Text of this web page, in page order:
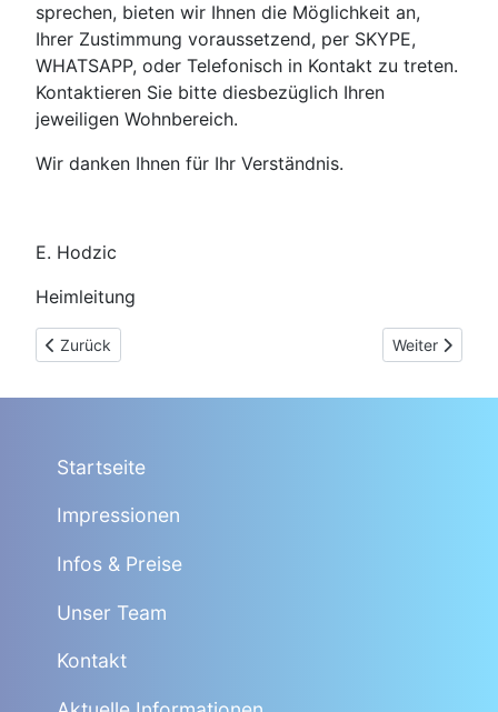
sprechen, bieten wir Ihnen die Möglichkeit an,
Ihrer Zustimmung voraussetzend, per SKYPE,
WHATSAPP, oder Telefonisch in Kontakt zu treten.
Kontaktieren Sie bitte diesbezüglich Ihren
jeweiligen Wohnbereich.
Wir danken Ihnen für Ihr Verständnis.
E. Hodzic
Heimleitung
Vorheriger Beitrag: (27.4.2020) Allgemeines Update (Besuch
Zurück Nächster
Weiter
Startseite
Impressionen
Infos & Preise
Unser Team
Kontakt